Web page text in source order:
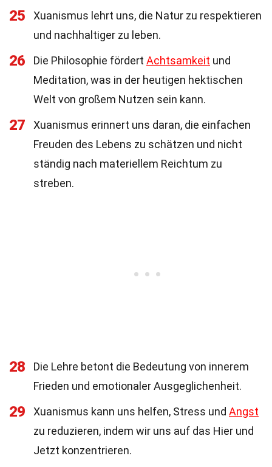
25
Xuanismus lehrt uns, die Natur zu respektieren
und nachhaltiger zu leben.
26 Die Philosophie fördert Achtsamkeit und
Meditation, was in der heutigen hektischen
Welt von großem Nutzen sein kann.
27
Xuanismus erinnert uns daran, die einfachen
Freuden des Lebens zu schätzen und nicht
ständig nach materiellem Reichtum zu
streben.
28
Die Lehre betont die Bedeutung von innerem
Frieden und emotionaler Ausgeglichenheit.
29 Xuanismus kann uns helfen, Stress und Angst
zu reduzieren, indem wir uns auf das Hier und
Jetzt konzentrieren.